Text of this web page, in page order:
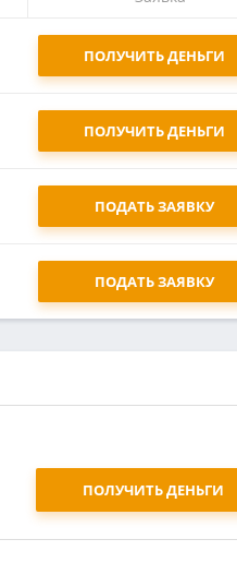
ПОЛУЧИТЬ ДЕНЬГИ
ПОЛУЧИТЬ ДЕНЬГИ
ПОДАТЬ ЗАЯВКУ
ПОДАТЬ ЗАЯВКУ
ПОЛУЧИТЬ ДЕНЬГИ